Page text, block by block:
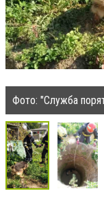
Фото: "Служба